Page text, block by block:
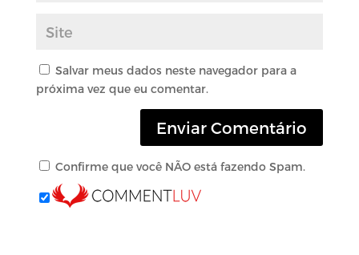
Salvar meus dados neste navegador para a
próxima vez que eu comentar.
Confirme que você NÃO está fazendo Spam.